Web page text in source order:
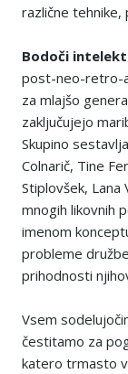
različne tehnike,
Bodoči
post-neo-retro-
za mlajšo
zaključujejo
Skupino
Colnarič, Tine
Stiplovšek, Lana
mnogih likovnih
imenom
probleme
prihodnosti
Vsem
čestitamo za
katero trmasto